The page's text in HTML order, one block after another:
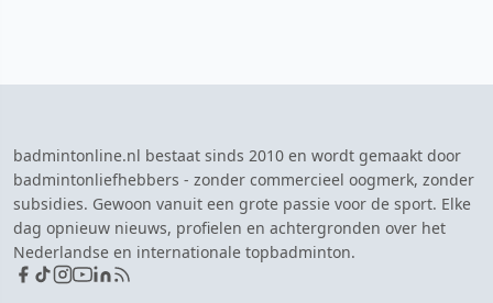
badmintonline.nl bestaat sinds 2010 en wordt gemaakt door
badmintonliefhebbers - zonder commercieel oogmerk, zonder
subsidies. Gewoon vanuit een grote passie voor de sport. Elke
dag opnieuw nieuws, profielen en achtergronden over het
Nederlandse en internationale topbadminton.